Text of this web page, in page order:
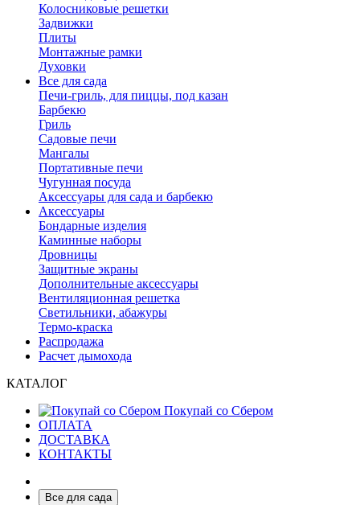
Колосниковые решетки
Задвижки
Плиты
Монтажные рамки
Духовки
Все для сада
Печи-гриль, для пиццы, под казан
Барбекю
Гриль
Садовые печи
Мангалы
Портативные печи
Чугунная посуда
Аксессуары для сада и барбекю
Аксессуары
Бондарные изделия
Каминные наборы
Дровницы
Защитные экраны
Дополнительные аксессуары
Вентиляционная решетка
Светильники, абажуры
Термо-краска
Распродажа
Расчет дымохода
КАТАЛОГ
Покупай со Сбером
ОПЛАТА
ДОСТАВКА
КОНТАКТЫ
Все для сада